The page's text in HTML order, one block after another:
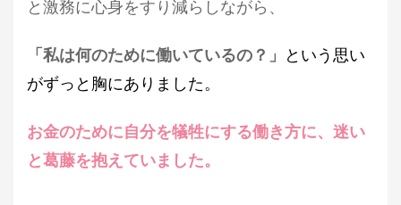
と激務に心身をすり減らしながら、
「私は何のために働いているの？」
という思い
がずっと胸にありました。
お金のために自分を犠牲にする働き方に、迷い
と葛藤を抱えていました。